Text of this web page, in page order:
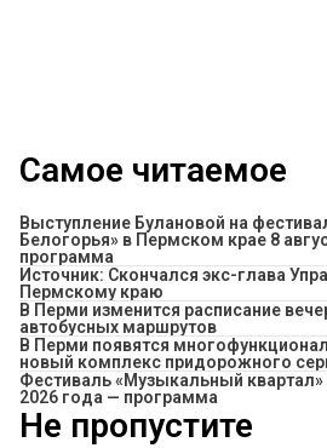
Самое читаемое
Выступление Булановой на
Белогорья» в Пермском крае 8
программа
Источник: Скончался экс-глава
Пермскому краю
​В Перми изменится расписание
автобусных маршрутов
В Перми появятся
новый комплекс придорожного
Фестиваль «Музыкальный квартал»
2026 года — программа
Не пропустите